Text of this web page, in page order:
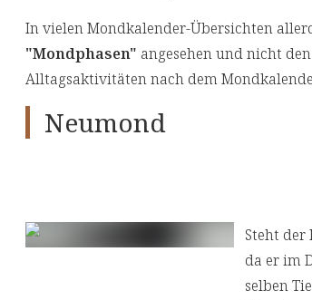
In vielen Mondkalender-Übersichten
"Mondphasen" angesehen und nicht
Alltagsaktivitäten nach dem
Neumond
Steht der
da er im
selben